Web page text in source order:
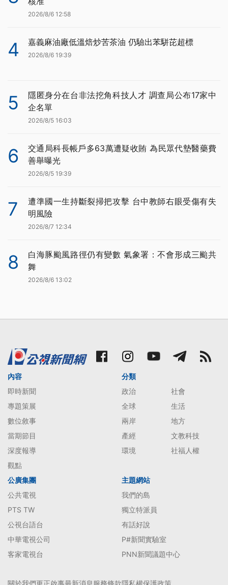
2026/8/6 12:58
4 嘉義麻油廠低溫焙炒苦茶油 仍驗出苯駢芘超標
2026/8/6 19:39
5
隱匿身分在台非法挖角科技人才 調查局公布17家中
企名單
2026/8/5 16:03
6
交通局科長帳戶多63萬遭疑收賄 為民眾代墊醫藥費
善舉曝光
2026/8/5 19:39
7
遭準國一生持斷裂掃把攻擊 台中教師右眼受傷有失
明風險
2026/8/7 12:34
8
白海豚颱風路徑仍有變數 氣象署：不會形成三颱共
舞
2026/8/6 13:02
內容
即時新聞
專題策展
數位敘事
當期節目
深度報導
觀點
分類
政治
社會
全球
生活
兩岸
地方
產經
文教科技
環境
社福人權
公廣集團
公共電視
PTS TW
公視台語台
中華電視公司
客家電視台
主題網站
我們的島
獨立特派員
有話好說
P#新聞實驗室
PNN新聞議題中心
關於我們更正啟事最新消息 服務條款隱私權保護政策